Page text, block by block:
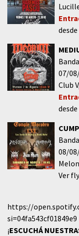
desde
07/
Club V
desde
08/
Ver
https://
si=04fa543cf01849e9
¡ESCUCHÁ